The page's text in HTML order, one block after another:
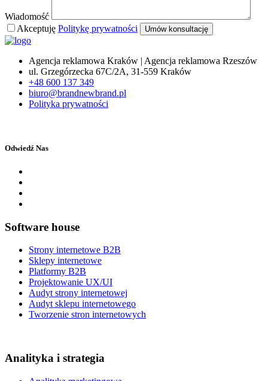
Wiadomość
Akceptuję Politykę prywatności
Agencja reklamowa Kraków | Agencja reklamowa Rzeszów
ul. Grzegórzecka 67C/2A, 31-559 Kraków
+48 600 137 349
biuro@brandnewbrand.pl
Polityka prywatności
Odwiedź Nas
Software house
Strony internetowe B2B
Sklepy internetowe
Platformy B2B
Projektowanie UX/UI
Audyt strony internetowej
Audyt sklepu internetowego
Tworzenie stron internetowych
Analityka i strategia